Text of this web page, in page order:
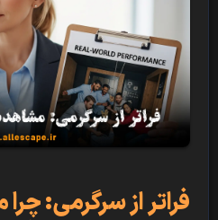
فراتر از سرگرمی: چرا